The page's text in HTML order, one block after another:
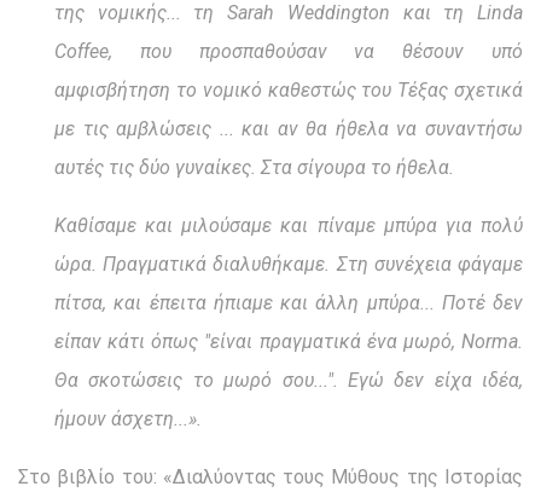
της νομικής... τη Sarah Weddington και τη Linda
Coffee, που προσπαθούσαν να θέσουν υπό
αμφισβήτηση το νομικό καθεστώς του Τέξας σχετικά
με τις αμβλώσεις ... και αν θα ήθελα να συναντήσω
αυτές τις δύο γυναίκες. Στα σίγουρα το ήθελα.
Καθίσαμε και μιλούσαμε και πίναμε μπύρα για πολύ
ώρα. Πραγματικά διαλυθήκαμε. Στη συνέχεια φάγαμε
πίτσα, και έπειτα ήπιαμε και άλλη μπύρα... Ποτέ δεν
είπαν κάτι όπως "είναι πραγματικά ένα μωρό, Norma.
Θα σκοτώσεις το μωρό σου...". Εγώ δεν είχα ιδέα,
ήμουν άσχετη...».
Στο βιβλίο του: «Διαλύοντας τους Μύθους της Ιστορίας